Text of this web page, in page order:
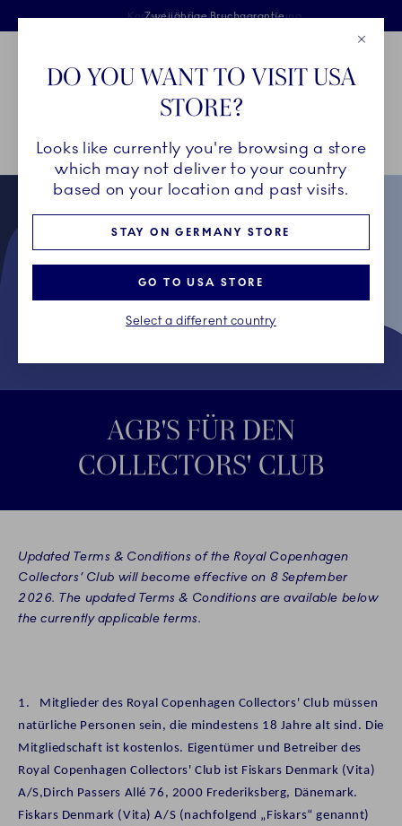
Sprunglinks
Kostenlose Lieferung für Bestellungen über 125 €
Kostenlose Geschenkverpackung
Zweijährige Bruchgarantie
Main Navigation
Breadcrumb Headlinesss
Startseite
Collectors' Club AGB's für den Collectors' Club
AGB'S FÜR DEN
COLLECTORS' CLUB
Updated Terms & Conditions of the Royal Copenhagen
Collectors’ Club will become effective on 8 September
2026. The updated Terms & Conditions are available below
the currently applicable terms.
1. Mitglieder des Royal Copenhagen Collectors' Club müssen
natürliche Personen sein, die mindestens 18 Jahre alt sind. Die
Mitgliedschaft ist kostenlos. Eigentümer und Betreiber des
Royal Copenhagen Collectors' Club ist Fiskars Denmark (Vita)
A/S,Dirch Passers Allé 76, 2000 Frederiksberg, Dänemark.
Fiskars Denmark (Vita) A/S (nachfolgend „Fiskars“ genannt)
DO YOU WANT TO VISIT USA
STORE?
Looks like currently you're browsing a store
which may not deliver to your country
based on your location and past visits.
STAY ON GERMANY STORE
GO TO USA STORE
Select a different country